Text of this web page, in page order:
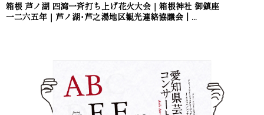
箱根 芦ノ湖 四湾一斉打ち上げ花火大会｜箱根神社 御鎮座
一二六五年｜芦ノ湖･芦之湯地区観光連絡協議会｜...